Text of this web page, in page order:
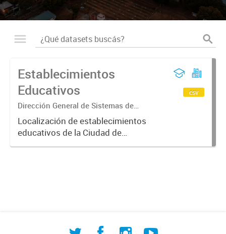
Establecimientos
Educativos
Dirección General de Sistemas de
Información Geográfica
Localización de establecimientos
educativos de la Ciudad de
Corrientes
csv